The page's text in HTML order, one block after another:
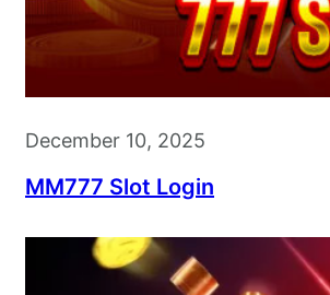
December 10, 2025
MM777 Slot Login